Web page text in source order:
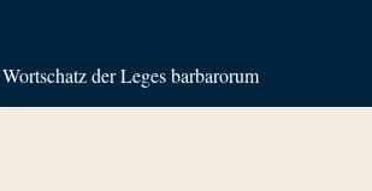
der Leges barbarorum